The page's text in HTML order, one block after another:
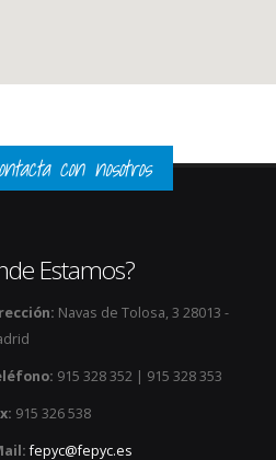
con nosotros
Estamos?
Navas de Tolosa, 3 28013 -
915 328 352 | 915 328 353
915 326 538
fepyc@fepyc.es